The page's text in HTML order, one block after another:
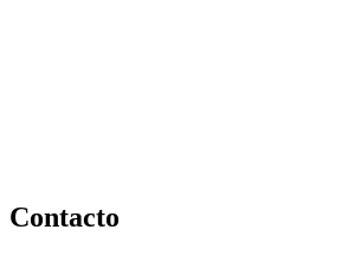
Contacto